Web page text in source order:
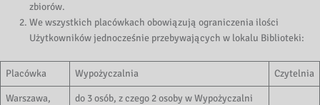
zbiorów.
We wszystkich placówkach obowiązują ograniczenia ilości
Użytkowników jednocześnie przebywających w lokalu Biblioteki:
Placówka Wypożyczalnia Czytelnia
Warszawa,
do 3 osób, z czego 2 osoby w Wypożyczalni